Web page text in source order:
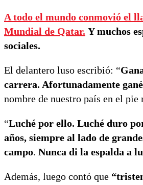
A todo el mundo conmovió el
Mundial de Qatar. Y muchos
sociales.
El delantero luso escribió: “
carrera. Afortunadamente
nombre de nuestro país en el
“Luché por ello. Luché duro
años, siempre al lado de
campo. Nunca di la espalda a
Además, luego contó que